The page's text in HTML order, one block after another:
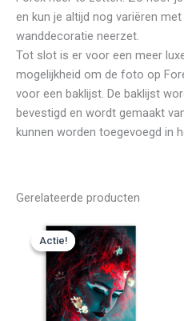
en kun je altijd nog variëren
wanddecoratie neerzet.
Tot slot is er voor een meer
mogelijkheid om de foto op
voor een baklijst. De baklijst
bevestigd en wordt gemaakt
kunnen worden toegevoegd in
Gerelateerde producten
Actie!
Actie!
€ 24,99
tot
€ 427,49